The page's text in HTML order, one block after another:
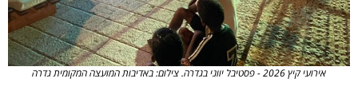
אירועי קיץ 2026 - פסטיבל יווני בגדרה. צילום: באדיבות המועצה המקומית גדרה